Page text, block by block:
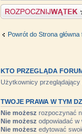
Napisz wątek
Powrót do Strona główna
KTO PRZEGLĄDA
Użytkownicy przeglądający
TWOJE PRAWA W TYM
Nie możesz rozpoczynać
Nie możesz odpowiadać w
Nie możesz edytować